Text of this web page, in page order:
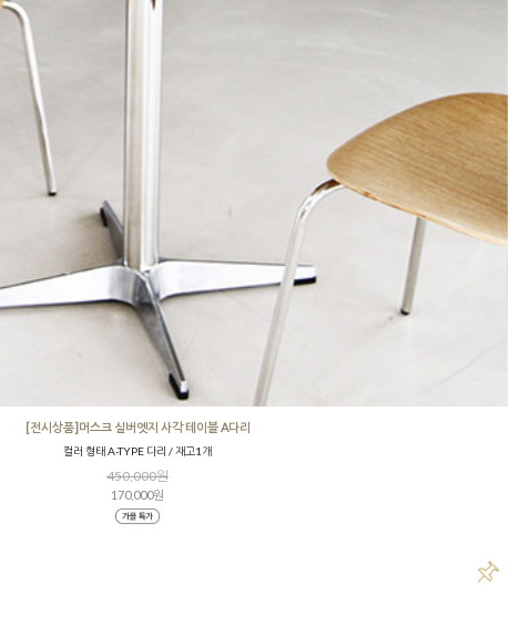
[전시상품]머스크 실버엣지 사각 테이블 A다리
컬러 형태 A-TYPE 다리 / 재고1개
450,000원
170,000원